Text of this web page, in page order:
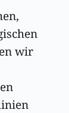
wir